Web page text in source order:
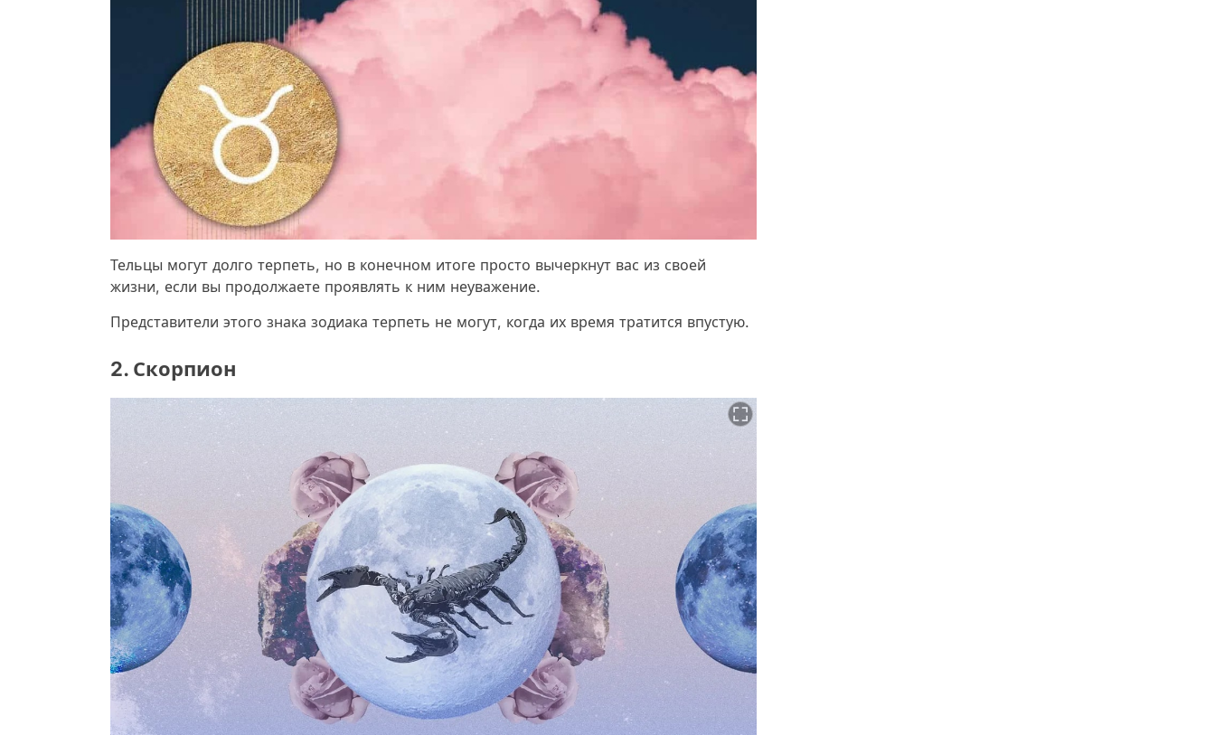
Тельцы могут долго терпеть, но в конечном итоге просто вычеркнут вас из своей
жизни, если вы продолжаете проявлять к ним неуважение.
Представители этого знака зодиака терпеть не могут, когда их время тратится впустую.
2. Скорпион